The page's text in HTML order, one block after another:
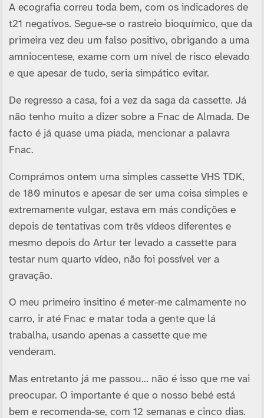
A ecografia correu toda bem, com os indicadores de
t21 negativos. Segue-se o rastreio bioquí­mico, que da
primeira vez deu um falso positivo, obrigando a uma
amniocentese, exame com um ní­vel de risco elevado
e que apesar de tudo, seria simpático evitar.
De regresso a casa, foi a vez da saga da cassette. Já
não tenho muito a dizer sobre a Fnac de Almada. De
facto é já quase uma piada, mencionar a palavra
Fnac.
Comprámos ontem uma simples cassette VHS TDK,
de 180 minutos e apesar de ser uma coisa simples e
extremamente vulgar, estava em más condições e
depois de tentativas com três ví­deos diferentes e
mesmo depois do Artur ter levado a cassette para
testar num quarto ví­deo, não foi possí­vel ver a
gravação.
O meu primeiro insitino é meter-me calmamente no
carro, ir até Fnac e matar toda a gente que lá
trabalha, usando apenas a cassette que me
venderam.
Mas entretanto já me passou… não é isso que me vai
preocupar. O importante é que o nosso bebé está
bem e recomenda-se, com 12 semanas e cinco dias.